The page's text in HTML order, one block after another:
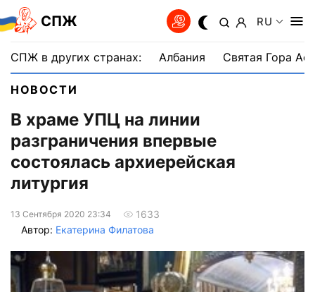
СПЖ RU
СПЖ в других странах: Албания Святая Гора
НОВОСТИ
В храме УПЦ на линии
разграничения впервые
состоялась архиерейская
литургия
13 Сентября 2020 23:34
1633
Автор: Екатерина Филатова